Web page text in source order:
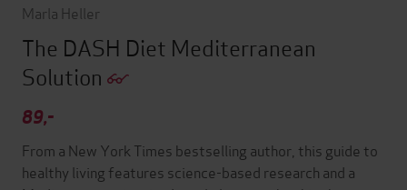
Marla Heller
The DASH Diet Mediterranean
Solution
89,-
From a New York Times bestselling author, this guide to
healthy living features science-based research and a